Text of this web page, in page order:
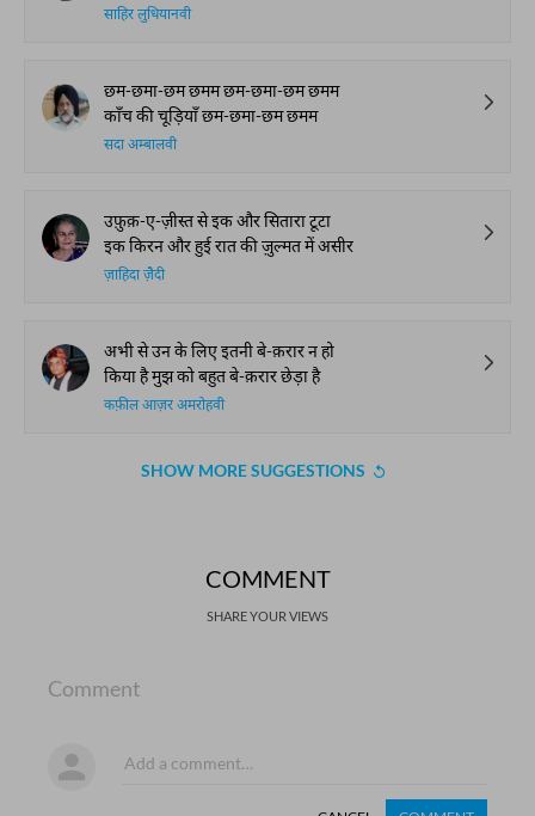
साहिर लुधियानवी
छम-छमा-छम छमम छम-छमा-छम छमम
काँच की चूड़ियाँ छम-छमा-छम छमम
सदा अम्बालवी
उफ़ुक़-ए-ज़ीस्त से इक और सितारा टूटा
इक किरन और हुई रात की ज़ुल्मत में असीर
ज़ाहिदा ज़ैदी
अभी से उन के लिए इतनी बे-क़रार न हो
किया है मुझ को बहुत बे-क़रार छेड़ा है
कफ़ील आज़र अमरोहवी
SHOW MORE SUGGESTIONS
COMMENT
SHARE YOUR VIEWS
Comment